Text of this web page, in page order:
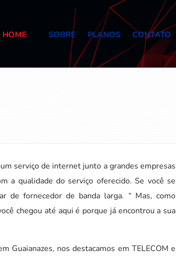
HOME SOBRE PLANOS CONTATO
serviço de internet junto a grandes empresas
a qualidade do serviço oferecido. Se você se
de fornecedor de banda larga. “ Mas, como
chegou até aqui é porque já encontrou a sua
Guaianazes, nos destacamos em TELECOM e